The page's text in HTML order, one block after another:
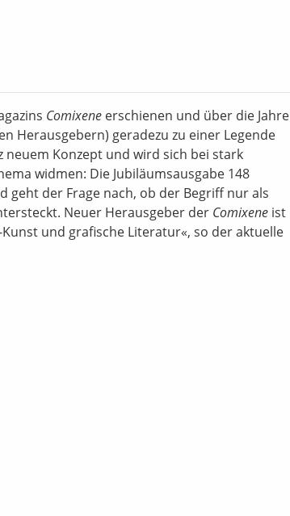
Comixene erschienen und über die Jahre
Herausgebern) geradezu zu einer Legende
neuem Konzept und wird sich bei stark
widmen: Die Jubiläumsausgabe 148
geht der Frage nach, ob der Begriff nur als
Neuer Herausgeber der Comixene ist
und grafische Literatur«, so der aktuelle